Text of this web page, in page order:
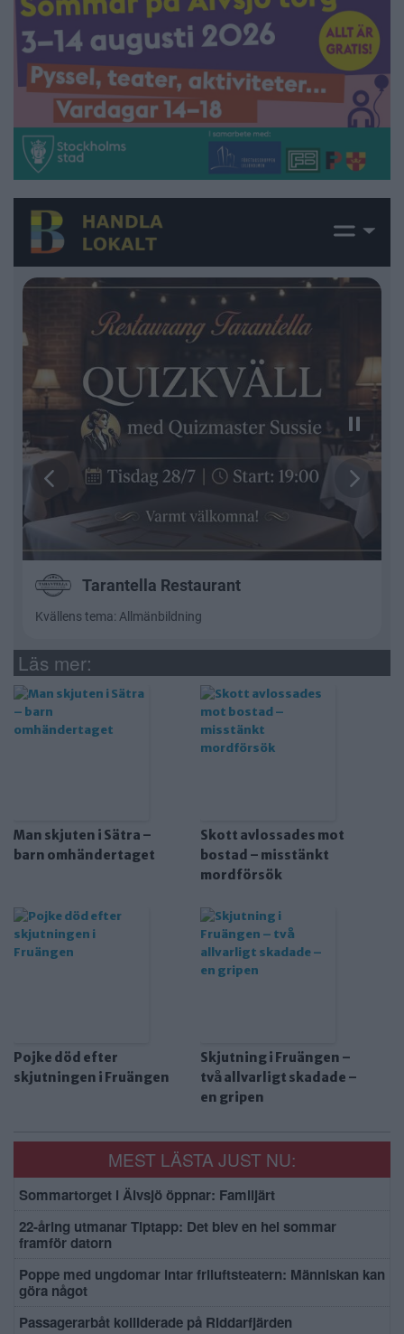
Läs mer:
Man skjuten i Sätra –
barn omhändertaget
Skott avlossades mot
bostad – misstänkt
mordförsök
Pojke död efter
skjutningen i Fruängen
Skjutning i Fruängen –
två allvarligt skadade –
en gripen
MEST LÄSTA JUST NU:
Sommartorget i Älvsjö öppnar: Familjärt
22-åring utmanar Tiptapp: Det blev en hel sommar
framför datorn
Poppe med ungdomar intar friluftsteatern: Människan kan
göra något
Passagerarbåt kolliderade på Riddarfjärden